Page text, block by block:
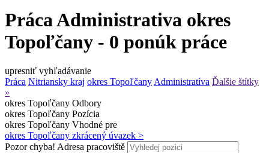
Práca Administrativa okres
Topoľčany - 0 ponúk práce
upresniť vyhľadávanie
Práca Nitriansky kraj okres Topoľčany Administratíva Ďalšie štítky
»
okres Topoľčany Odbory
okres Topoľčany Pozícia
okres Topoľčany Vhodné pre
okres Topoľčany zkrácený úvazek >
Pozor chyba! Adresa pracoviště